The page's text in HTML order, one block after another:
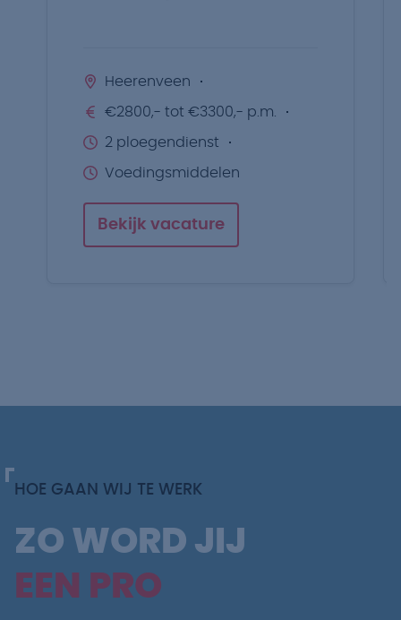
Heerenveen
€2800,- tot €3300,- p.m.
2 ploegendienst
Voedingsmiddelen
Bekijk vacature
HOE GAAN WIJ TE WERK
ZO WORD JIJ
EEN PRO